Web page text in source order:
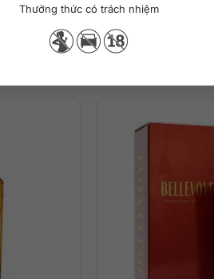
Thưởng thức có trách nhiệm
sấy khô (quả mơ, quả chà là, quả lý
cây mọng nước.
Sản phẩm tương tự